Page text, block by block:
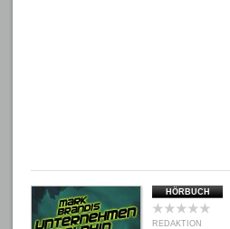
HÖRBUCH
REDAKTION